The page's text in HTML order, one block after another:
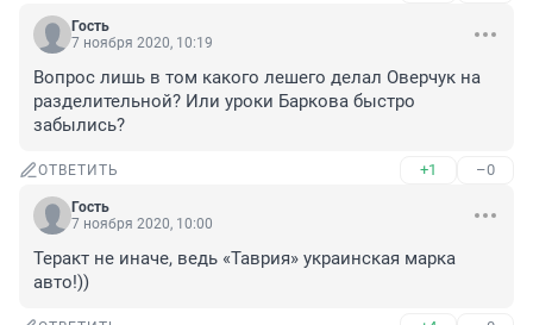
Гость
7 ноября 2020, 10:19
Вопрос лишь в том какого лешего делал Оверчук на
разделительной? Или уроки Баркова быстро
забылись?
ОТВЕТИТЬ +1 –0
Гость
7 ноября 2020, 10:00
Теракт не иначе, ведь «Таврия» украинская марка
авто!))